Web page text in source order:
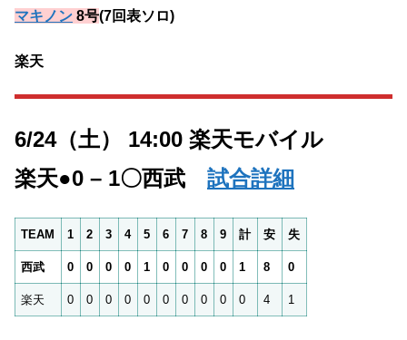
マキノン 8号(7回表ソロ)
楽天
6/24（土） 14:00 楽天モバイル
楽天●0 – 1〇西武
試合詳細
TEAM 1 2 3 4 5 6 7 8 9 計 安 失
西武 0 0 0 0 1 0 0 0 0 1 8 0
楽天 0 0 0 0 0 0 0 0 0 0 4 1